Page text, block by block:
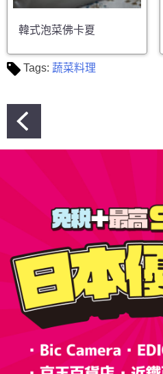
韓式泡菜佛卡夏
Tags: 蔬菜料理
文
章